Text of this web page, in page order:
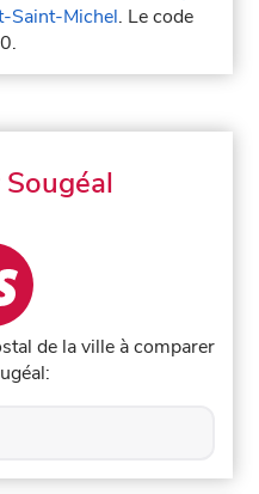
Saint-Michel. Le code
de la ville à comparer